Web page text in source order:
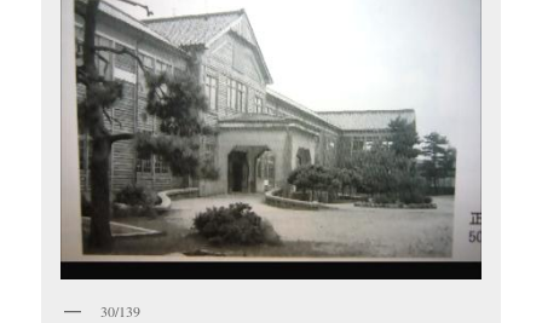
30/139